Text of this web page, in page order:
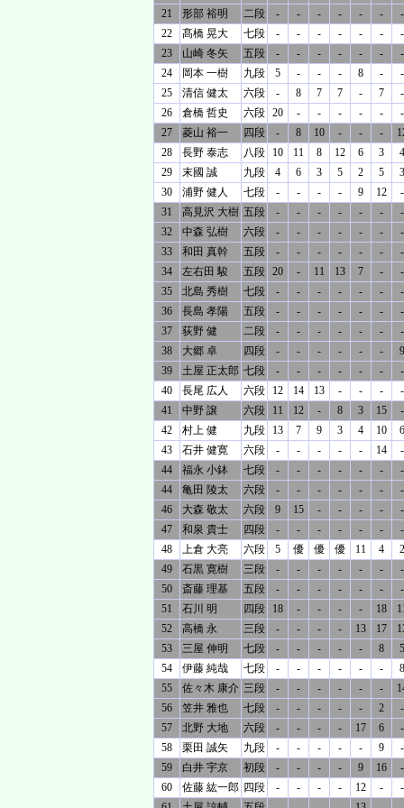
21 形部 裕明 二段 - - - - - -
-
22
髙橋 晃大 七段 - - - - - -
-
23
山崎 冬矢 五段 - - - - - -
-
24
岡本 一樹 九段 5 - - - 8 -
-
25
清信 健太 六段 - 8 7 7 - 7
-
26
倉橋 哲史 六段 20 - - - - -
-
27
菱山 裕一 四段 - 8 10 - - -
28
長野 泰志 八段 10 11 8 12 6 3
4
29
末國 誠 九段 4 6 3 5 2 5
3
30
浦野 健人 七段 - - - - 9 12
-
31
高見沢 大樹 五段 - - - - - -
-
32
中森 弘樹 六段 - - - - - -
-
33
和田 真幹 五段 - - - - - -
-
34
左右田 駿 五段 20 - 11 13 7 -
-
35
北島 秀樹 七段 - - - - - -
-
36
長島 孝陽 五段 - - - - - -
-
37
荻野 健 二段 - - - - - -
-
38
大郷 卓 四段 - - - - - -
9
39
土屋 正太郎 七段 - - - - - -
-
40
長尾 広人 六段 12 14 13 - - -
-
41
中野 譲 六段 11 12 - 8 3 15
-
42
村上 健 九段 13 7 9 3 4 10
6
43
石井 健寛 六段 - - - - - 14
-
44
福永 小鉢 七段 - - - - - -
-
44
亀田 陵太 六段 - - - - - -
-
46
大森 敬太 六段 9 15 - - - -
-
47
和泉 貴士 四段 - - - - - -
-
48
上倉 大亮 六段 5 優 優 優 11 4
2
49
石黒 寛樹 三段 - - - - - -
-
50
斎藤 理基 五段 - - - - - -
-
51
石川 明 四段 18 - - - - 18
52
高橋 永 三段 - - - - 13 17
53
三屋 伸明 七段 - - - - - 8
5
54
伊藤 純哉 七段 - - - - - -
8
55
佐々木 康介 三段 - - - - - -
56
笠井 雅也 七段 - - - - - 2
-
57
北野 大地 六段 - - - - 17 6
-
58
栗田 誠矢 九段 - - - - - 9
-
59
白井 宇京 初段 - - - - 9 16
-
60
佐藤 紘一郎 四段 - - - - 12 -
-